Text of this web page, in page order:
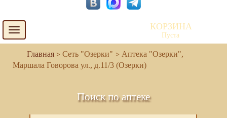
Toggle
navigation
КОРЗИНА
Пуста
Сеть "Озерки"
Аптека "Озерки",
Маршала Говорова ул., д.11/3 (Озерки)
Поиск по аптеке